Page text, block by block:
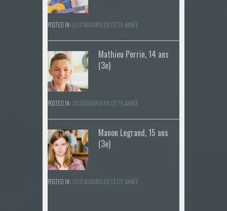
POSTED IN:LES STAGIAIRES DE CETTE ANNÉE
Mathieu Perrin, 14 ans
(3e)
POSTED IN:LES STAGIAIRES DE CETTE ANNÉE
Manon Legrand, 15 ans
(3e)
POSTED IN:LES STAGIAIRES DE CETTE ANNÉE